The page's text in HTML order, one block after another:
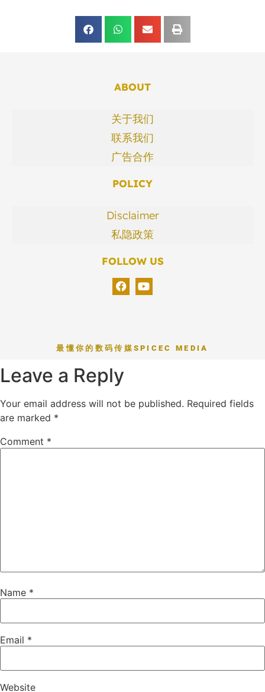
ABOUT
关于我们
联系我们
广告合作
POLICY
Disclaimer
私隐政策
FOLLOW US
最懂你的数码传媒 SPICEC MEDIA
Leave a Reply
Your email address will not be published. Required fields
are marked *
Comment *
Name *
Email *
Website